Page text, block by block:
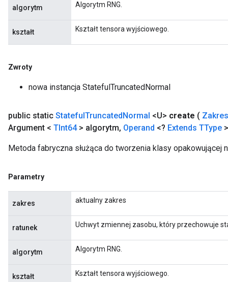
algorytm Algorytm RNG.
kształt Kształt tensora wyjściowego.
Zwroty
nowa instancja StatefulTruncatedNormal
public static StatefulTruncatedNormal <U> create ( Zakres
Argument < TInt64> algorytm, Operand <? Extends TType
Metoda fabryczna służąca do tworzenia klasy opakowującej
Parametry
zakres aktualny zakres
ratunek Uchwyt zmiennej zasobu, który przechowuje
algorytm Algorytm RNG.
kształt Kształt tensora wyjściowego.